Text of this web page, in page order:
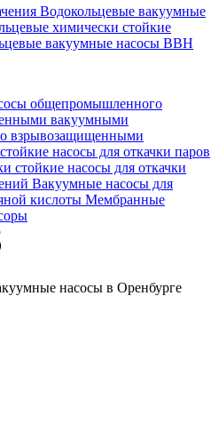
Водокольцевые вакуумные
химически стойкие
вакуумные насосы ВВН
общепромышленного
вакуумными
взрывозащищенными
насосы для откачки паров
стойкие насосы для откачки
Вакуумные насосы для
кислоты Мембранные
насосы в Оренбурге